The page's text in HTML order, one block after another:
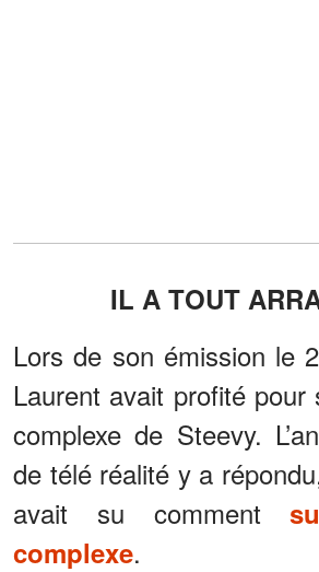
IL A TOUT
Lors de son émission le
Laurent avait profité pour
complexe de Steevy.
de télé réalité y a
avait su comment
complexe.